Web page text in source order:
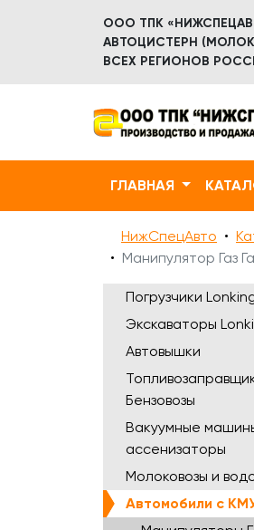
ООО ТПК
АВТОЦИСТЕРН
ВСЕХ РЕГИОНОВ
ГЛАВНАЯ
НижСпецАвто
Манипулятор Газ
Погрузчики
Экскаваторы
Автовышки
Бензовозы
Вакуумные
ассенизаторы
Молоковозы и
Автомобили с